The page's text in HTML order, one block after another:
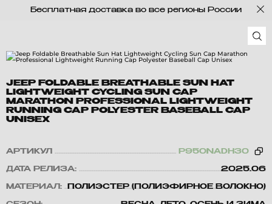
Бесплатная доставка во все регионы России
JEEP FOLDABLE BREATHABLE SUN HAT
LIGHTWEIGHT CYCLING SUN CAP
MARATHON PROFESSIONAL LIGHTWEIGHT
RUNNING CAP POLYESTER BASEBALL CAP
UNISEX
АРТИКУЛ P950NADH30
ДАТА РЕЛИЗА: 2025.06
МАТЕРИАЛ: ПОЛИЭСТЕР (ПОЛИЭФИРНОЕ ВОЛОКНО)